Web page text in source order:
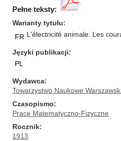
Pełne teksty:
Warianty tytułu
FR L'électricité animale. Les
Języki publikacji
PL
Wydawca
Towarzystwo Naukowe
Czasopismo
Prace Matematyczno-Fizyczne
Rocznik
1913